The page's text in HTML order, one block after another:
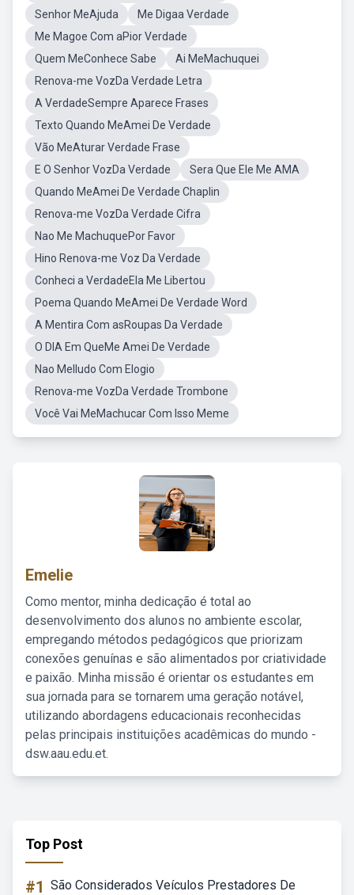
Senhor MeAjuda
Me Digaa Verdade
Me Magoe Com aPior Verdade
Quem MeConhece Sabe
Ai MeMachuquei
Renova-me VozDa Verdade Letra
A VerdadeSempre Aparece Frases
Texto Quando MeAmei De Verdade
Vão MeAturar Verdade Frase
E O Senhor VozDa Verdade
Sera Que Ele Me AMA
Quando MeAmei De Verdade Chaplin
Renova-me VozDa Verdade Cifra
Nao Me MachuquePor Favor
Hino Renova-me Voz Da Verdade
Conheci a VerdadeEla Me Libertou
Poema Quando MeAmei De Verdade Word
A Mentira Com asRoupas Da Verdade
O DIA Em QueMe Amei De Verdade
Nao MeIludo Com Elogio
Renova-me VozDa Verdade Trombone
Você Vai MeMachucar Com Isso Meme
Emelie
Como mentor, minha dedicação é total ao
desenvolvimento dos alunos no ambiente escolar,
empregando métodos pedagógicos que priorizam
conexões genuínas e são alimentados por criatividade
e paixão. Minha missão é orientar os estudantes em
sua jornada para se tornarem uma geração notável,
utilizando abordagens educacionais reconhecidas
pelas principais instituições acadêmicas do mundo -
dsw.aau.edu.et.
Top Post
#1 São Considerados Veículos Prestadores De